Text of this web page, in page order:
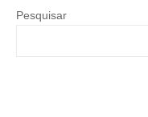
Pesquisar